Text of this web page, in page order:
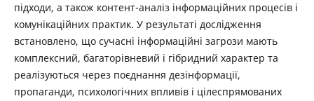
підходи, а також контент-аналіз інформаційних процесів і
комунікаційних практик. У результаті дослідження
встановлено, що сучасні інформаційні загрози мають
комплексний, багаторівневий і гібридний характер та
реалізуються через поєднання дезінформації,
пропаганди, психологічних впливів і цілеспрямованих